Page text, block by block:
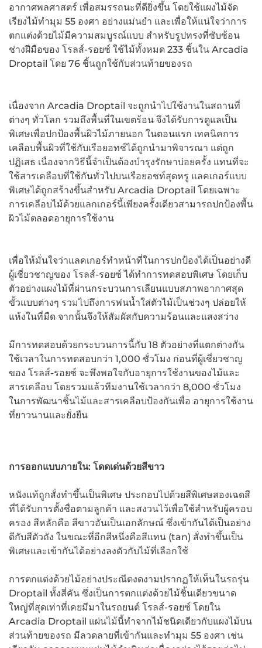
อากาศพลศาสตร์ เพื่อสมรรถนะที่ดียิ่งขึ้น โดยใช้แผงไม้จัด
เรียงไม้ทำมุม 55 องศา อย่างแม่นยำ และเพื่อให้แน่ใจว่าการ
ตกแต่งด้วยไม้มีความสมบูรณ์แบบ สำหรับรูปทรงที่ซับซ้อน
ช่างฝีมือของ โรลส์-รอยซ์ ใช้ไม้ทั้งหมด 233 ชิ้นใน Arcadia
Droptail โดย 76 ชิ้นถูกใช้กับส่วนท้ายของรถ
เนื่องจาก Arcadia Droptail จะถูกนำไปใช้งานในสถานที่
ต่างๆ ทั่วโลก รวมถึงพื้นที่ในเขตร้อน จึงได้รับการดูแลเป็น
พิเศษเพื่อปกป้องพื้นผิวไม้ภายนอก ในตอนแรก เทคนิคการ
เคลือบพื้นผิวที่ใช้กับเรือยอทช์ได้ถูกนำมาพิจารณา แต่ถูก
ปฏิเสธ เนื่องจากวิธีนี้จำเป็นต้องบำรุงรักษาบ่อยครั้ง แทนที่จะ
ใช้สารเคลือบที่ใช้กันทั่วไปบนเรือยอชท์สุดหรู แลคเกอร์แบบ
พิเศษได้ถูกสร้างขึ้นสำหรับ Arcadia Droptail โดยเฉพาะ
การเคลือบไม้ด้วยแลกเกอร์นี้เพียงครั้งเดียวสามารถปกป้องพื้น
ผิวไม้ตลอดอายุการใช้งาน
เพื่อให้มั่นใจว่าแลคเกอร์ทำหน้าที่ในการปกป้องได้เป็นอย่างดี
ผู้เชี่ยวชาญของ โรลส์-รอยซ์ ได้ทำการทดสอบพิเศษ โดยเก็บ
ตัวอย่างแผงไม้ที่ผ่านกระบวนการเลียนแบบสภาพอากาศสุด
ขั้วแบบต่างๆ รวมไปถึงการพ่นน้ำใส่ตัวไม้เป็นช่วงๆ ปล่อยให้
แห้งในที่มืด จากนั้นจึงให้สัมผัสกับความร้อนและแสงสว่าง
มีการทดสอบด้วยกระบวนการนี้กับ 18 ตัวอย่างที่แตกต่างกัน
ใช้เวลาในการทดสอบกว่า 1,000 ชั่วโมง ก่อนที่ผู้เชี่ยวชาญ
ของ โรลส์-รอยซ์ จะพึงพอใจกับอายุการใช้งานของไม้และ
สารเคลือบ โดยรวมแล้วทีมงานใช้เวลากว่า 8,000 ชั่วโมง
ในการพัฒนาชิ้นไม้และสารเคลือบป้องกันเพื่อ อายุการใช้งาน
ที่ยาวนานและยั่งยืน
การออกแบบภายใน: โดดเด่นด้วยสีขาว
หนังแท้ถูกสั่งทำขึ้นเป็นพิเศษ ประกอบไปด้วยสีพิเศษสองเฉดสี
ที่ได้รับการตั้งชื่อตามลูกค้า และสงวนไว้เพื่อใช้สำหรับผู้ครอบ
ครอง สีหลักคือ สีขาวอันเป็นเอกลักษณ์ ซึ่งเข้ากันได้เป็นอย่าง
ดีกับสีตัวถัง ในขณะที่อีกสีหนึ่งคือสีแทน (tan) สั่งทำขึ้นเป็น
พิเศษและเข้ากันได้อย่างลงตัวกับไม้ที่เลือกใช้
การตกแต่งด้วยไม้อย่างประณีตงดงามปรากฏให้เห็นในรถรุ่น
Droptail ทั้งสี่คัน ซึ่งเป็นการตกแต่งด้วยไม้ชิ้นเดียวขนาด
ใหญ่ที่สุดเท่าที่เคยมีมาในรถยนต์ โรลส์-รอยซ์ โดยใน
Arcadia Droptail แผ่นไม้นี้ทำจากไม้ชนิดเดียวกับแผงไม้บน
ส่วนท้ายของรถ มีลวดลายที่เข้ากันและทำมุม 55 องศา เช่น